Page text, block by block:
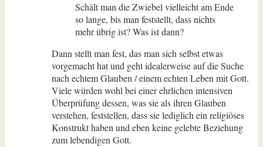
Schält man die Zwiebel vielleicht am Ende
so lange, bis man feststellt, dass nichts
mehr übrig ist? Was ist dann?
Dann stellt man fest, das man sich selbst etwas
vorgemacht hat und geht idealerweise auf die Suche
nach echtem Glauben / einem echten Leben mit Gott.
Viele würden wohl bei einer ehrlichen intensiven
Überprüfung dessen, was sie als ihren Glauben
verstehen, feststellen, dass sie lediglich ein religiöses
Konstrukt haben und eben keine gelebte Beziehung
zum lebendigen Gott.